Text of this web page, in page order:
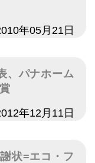
年05月21日
、パナホーム
年12月11日
状=エコ・フ